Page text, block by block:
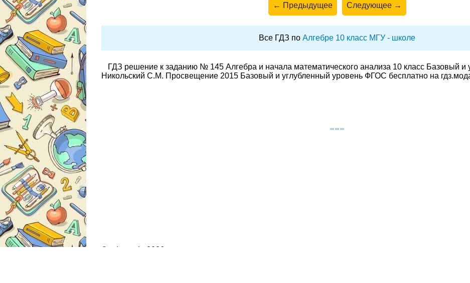
← Предыдущее Следующее →
Все ГДЗ по Алгебре 10 класс МГУ - школе
ГДЗ решение к заданию № 145 Алгебра и начала математического анализа 10 класс Базовый и
Никольский С.М. Просвещение 2015 Базовый и углубленный уровень ФГОС бесплатно на
© gdz.moda 2026